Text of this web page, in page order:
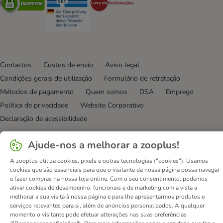
Contactos Custos de envio
Aviso legal
Condições gerais de utilização
Formulário de retratação
Métodos de pagamento
Quem somos DSA
Emprego
Política de privacidade
Website Corporativo
Declaração de acessibilidade
© zooplus SE
Ajude-nos a melhorar a zooplus!
A zooplus utiliza cookies, pixels e outras tecnologias ("cookies"). Usamos
cookies que são essenciais para que o visitante da nossa página possa navegar
e fazer compras na nossa loja online. Com o seu consentimento, podemos
ativar cookies de desempenho, funcionais e de marketing com a vista a
melhorar a sua visita à nossa página e para lhe apresentarmos produtos e
serviços relevantes para si, além de anúncios personalizados. A qualquer
momento o visitante pode efetuar alterações nas suas preferências